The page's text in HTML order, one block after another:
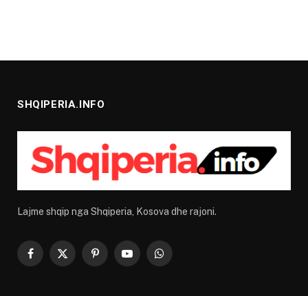
SHQIPERIA.INFO
Lajme shqip nga Shqiperia, Kosova dhe rajoni.
Facebook
X
PinterestYouTubeWhatsApp